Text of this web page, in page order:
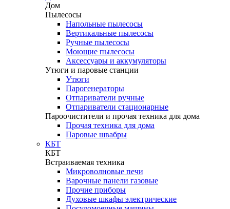
Дом
Пылесосы
Напольные пылесосы
Вертикальные пылесосы
Ручные пылесосы
Моющие пылесосы
Аксессуары и аккумуляторы
Утюги и паровые станции
Утюги
Парогенераторы
Отпариватели ручные
Отпариватели стационарные
Пароочистители и прочая техника для дома
Прочая техника для дома
Паровые швабры
КБТ
КБТ
Встраиваемая техника
Микроволновые печи
Варочные панели газовые
Прочие приборы
Духовые шкафы электрические